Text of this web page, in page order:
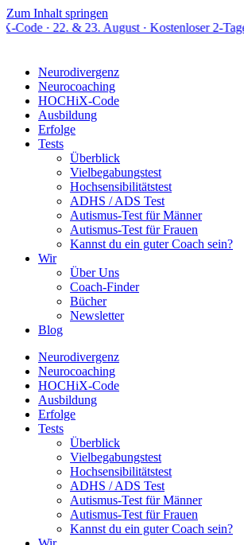
Zum Inhalt springen
23. August · Kostenloser 2-Tage-Workshop
Neurodivergenz
Neurocoaching
HOCHiX-Code
Ausbildung
Erfolge
Tests
Überblick
Vielbegabungstest
Hochsensibilitätstest
ADHS / ADS Test
Autismus-Test für Männer
Autismus-Test für Frauen
Kannst du ein guter Coach sein?
Wir
Über Uns
Coach-Finder
Bücher
Newsletter
Blog
Neurodivergenz
Neurocoaching
HOCHiX-Code
Ausbildung
Erfolge
Tests
Überblick
Vielbegabungstest
Hochsensibilitätstest
ADHS / ADS Test
Autismus-Test für Männer
Autismus-Test für Frauen
Kannst du ein guter Coach sein?